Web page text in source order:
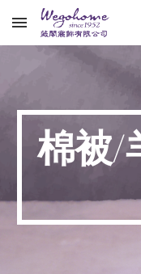
Skip to main content
棉被/